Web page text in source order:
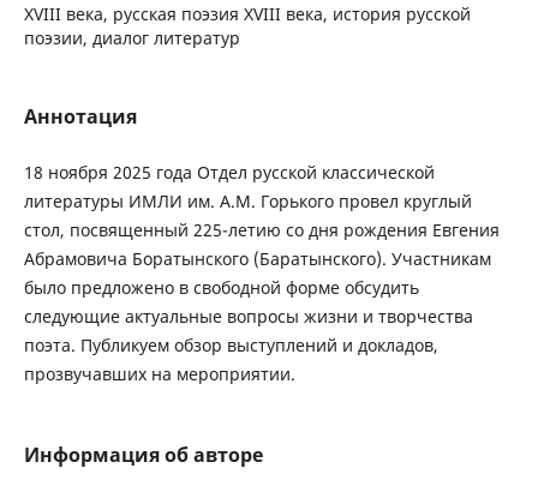
XVIII века, русская поэзия XVIII века, история русской
поэзии, диалог литератур
Аннотация
18 ноября 2025 года Отдел русской классической
литературы ИМЛИ им. А.М. Горького провел круглый
стол, посвященный 225-летию со дня рождения Евгения
Абрамовича Боратынского (Баратынского). Участникам
было предложено в свободной форме обсудить
следующие актуальные вопросы жизни и творчества
поэта. Публикуем обзор выступлений и докладов,
прозвучавших на мероприятии.
Информация об авторе